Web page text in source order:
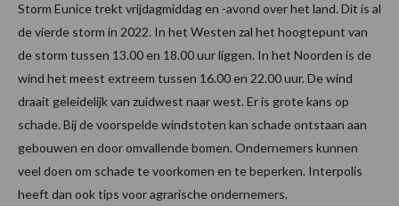
Storm Eunice trekt vrijdagmiddag en -avond over het land. Dit is al
de vierde storm in 2022. In het Westen zal het hoogtepunt van
de storm tussen 13.00 en 18.00 uur liggen. In het Noorden is de
wind het meest extreem tussen 16.00 en 22.00 uur. De wind
draait geleidelijk van zuidwest naar west. Er is grote kans op
schade. Bij de voorspelde windstoten kan schade ontstaan aan
gebouwen en door omvallende bomen. Ondernemers kunnen
veel doen om schade te voorkomen en te beperken. Interpolis
heeft dan ook tips voor agrarische ondernemers.